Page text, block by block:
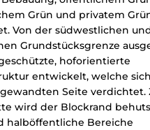
Grün und privatem
Von der südwestlichen
Grundstücksgrenze
hoforientierte
entwickelt, welche
Seite verdichtet.
wird der Blockrand
halböffentliche Bereiche